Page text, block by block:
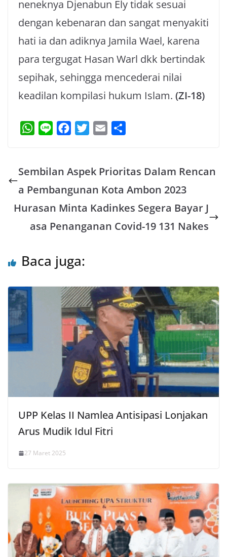
neneknya Djenabun Ely tidak sesuai
dengan kebenaran dan sangat menyakiti
hati ia dan adiknya Jamila Wael, karena
para tergugat Hasan Warl dkk bertindak
sepihak, sehingga mencederai nilai
keadilan kompilasi hukum Islam. (ZI-18)
W
t
p
p
e
e
o
o
k
t
r
i
l
r
e
Sembilan Aspek Prioritas Dalam Rencan
a Pembangunan Kota Ambon 2023
Hurasan Minta Kadinkes Segera Bayar J
asa Penanganan Covid-19 131 Nakes
Baca juga:
UPP Kelas II Namlea Antisipasi Lonjakan
Arus Mudik Idul Fitri
27 Maret 2025